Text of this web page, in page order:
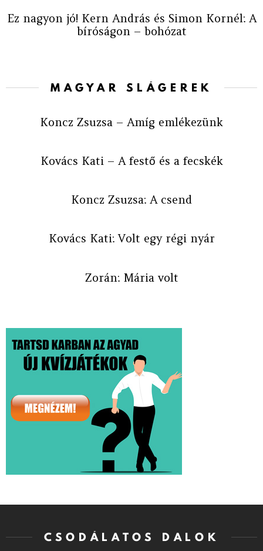
Ez nagyon jó! Kern András és Simon Kornél: A
bíróságon – bohózat
MAGYAR SLÁGEREK
Koncz Zsuzsa – Amíg emlékezünk
Kovács Kati – A festő és a fecskék
Koncz Zsuzsa: A csend
Kovács Kati: Volt egy régi nyár
Zorán: Mária volt
CSODÁLATOS DALOK